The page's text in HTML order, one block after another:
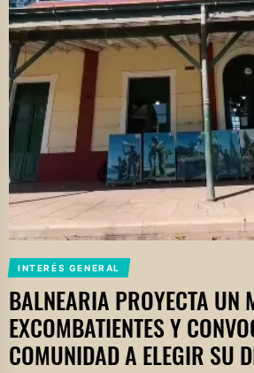
INTERÉS GENERAL
BALNEARIA PROYECTA UN
EXCOMBATIENTES Y
COMUNIDAD A ELEGIR SU